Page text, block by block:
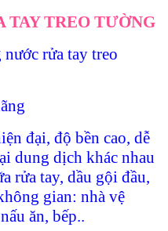
TAY TREO TƯỜNG
rửa tay treo
đại, độ bền cao, dễ
dung dịch khác nhau
rửa tay, dầu gội đầu,
gian: nhà vệ
ăn, bếp..